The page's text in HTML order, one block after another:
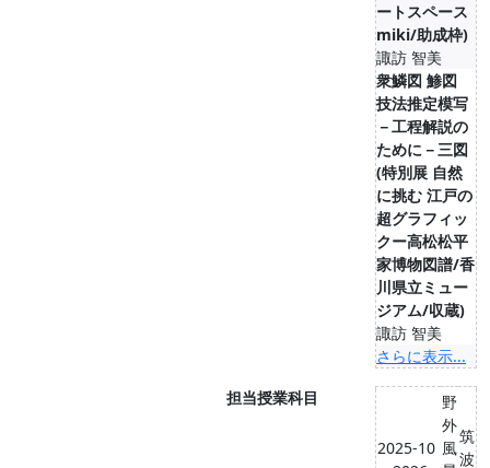
ートスペース
miki/助成枠)
諏訪 智美
衆鱗図 鯵図
技法推定模写
－工程解説の
ために－三図
(特別展 自然
に挑む 江戸の
超グラフィッ
クー高松松平
家博物図譜/香
川県立ミュー
ジアム/収蔵)
諏訪 智美
さらに表示...
担当授業科目
2025-10
野
外
風
筑
波